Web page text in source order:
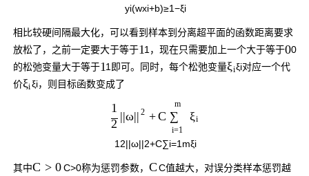
yi(wxi+b)≥1−ξi
相比较硬间隔最大化，可以看到样本到分离超平面的函数距离要求
放松了，之前一定要大于等于11，现在只需要加上一个大于等于00
的松弛变量大于等于11即可。同时，每个松弛变量ξiξi对应一个代
价ξiξi，则目标函数变成了
1
2
||ω|| 2 +C ∑
i=1
m
ξi
1 2||ω||2+C∑i=1 mξi
其中C > 0 C>0称为惩罚参数，C C值越大，对误分类样本惩罚越